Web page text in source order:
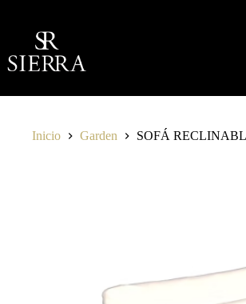
contenido
Inicio Garden
SOFÁ